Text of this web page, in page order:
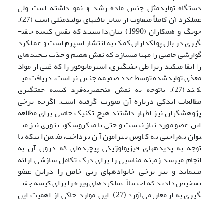
دستگاه تولیدمثل جنس ماده رشد و نمو داشته است ولی
عملکرد آن کاملاً متفاوت از سایر بافت­های تولیدمثلی است (27).
چونگ و همکاران (1990) بیان داشتند که نقش کیسه جفت­
گیری در بال پولکداران کمک به انتشار اسپرم است و عملکرد
گوارشی خاصی را مهیا می­سازد که نقش هضم و جذب پیچیده­ای
را ایفا می­کند زیرا طی جفت­گیری، اسپرماتوفور را که غنی از مواد
مغذی تولیدشده توسط غدد ضمیمه جنس نر است، دریافت می­
کند (27). باتوجه به نقش منحصربه‌فرد کیسه جفت­گیری
مطالعات اندکی درباره آن صورت گرفته است. اگرچه برخی
پژوهشگران نیز اظهار داشتند هیچ تکنیک خاصی برای مطالعه
این عضو مورد نیاز نیست و حتی با میکروسکوپ نوری نیز می­
توان به‌راحتی به کاوش پیرامون آن پرداخت، ضمن این­که با
توجه به پدیده­های فیزیولوژیکی پیچیده‌ای که درون آن به
انجام می­رسد زمینه مناسبی را برای درک تکامل سازشی ارائه
می­نماید و نیز برخی خانواده­های ژنی خاص را دراین عضو
تشخیص دادند که احتمالاً عملکردهای ویژه را برای کیسه جفت­
گیری به ارمغان می‌آورد (27). این موارد حاکی از اهمیت این